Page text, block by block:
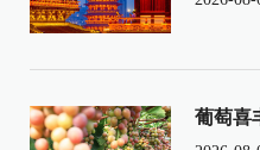
葡萄喜